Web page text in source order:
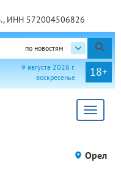
ИНН 572004506826
по новостям
18+
9 августа 2026 г.
воскресенье
Toggle
Орел